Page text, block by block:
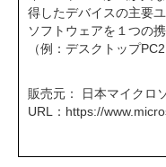
得したデバイスの主要
ソフトウェアを１つの
（例：デスクトップ
販売元： 日本マイクロ
URL： https://